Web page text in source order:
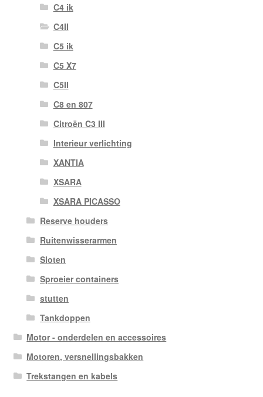
C4 ik
C4II
C5 ik
C5 X7
C5II
C8 en 807
Citroën C3 III
Interieur verlichting
XANTIA
XSARA
XSARA PICASSO
Reserve houders
Ruitenwisserarmen
Sloten
Sproeier containers
stutten
Tankdoppen
Motor - onderdelen en accessoires
Motoren, versnellingsbakken
Trekstangen en kabels